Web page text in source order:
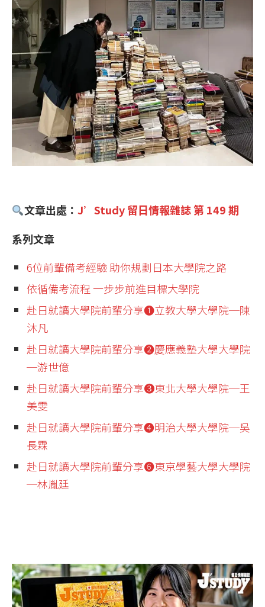
文章出處： J’Study 留日情報雜誌 第 149 期
系列文章
6位前輩備考經驗 助你規劃日本大學院之路
依循備考流程 一步步前進目標大學院
赴日就讀大學院前輩分享❶立教大學大學院─陳
沐凡
赴日就讀大學院前輩分享❷慶應義塾大學大學院
─游世億
赴日就讀大學院前輩分享❸東北大學大學院─王
美雯
赴日就讀大學院前輩分享❹明治大學大學院─吳
長霖
赴日就讀大學院前輩分享❻東京學藝大學大學院
─林胤廷